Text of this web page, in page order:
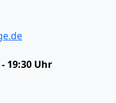
19:30 Uhr